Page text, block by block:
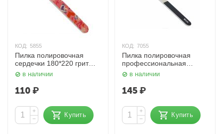
КОД: 5855
Пилка полировочная
сердечки 180*220 грит
998 Mertz
в наличии
110₽
+
−
Купить
КОД: 7055
Пилка полировочная
профессиональная
Прямая 3 в 1, 9103406К
Dewal
в наличии
145₽
+
−
Купить